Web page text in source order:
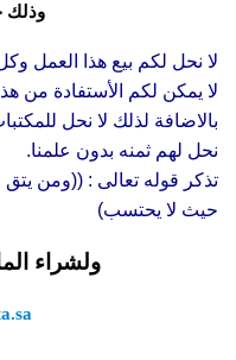
وذلك
لا نحل لكم بيع هذا العمل
لا يمكن لكم الأستفادة من
بالاضافة لذلك لا نحل
نحل لهم ثمنه بدون علمنا.
تذكر قوله تعالى : ((ومن
حيث لا يحتسب)
ولشراء